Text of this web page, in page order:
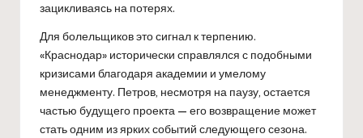
зацикливаясь на потерях.
Для болельщиков это сигнал к терпению.
«Краснодар» исторически справлялся с подобными
кризисами благодаря академии и умелому
менеджменту. Петров, несмотря на паузу, остается
частью будущего проекта — его возвращение может
стать одним из ярких событий следующего сезона.